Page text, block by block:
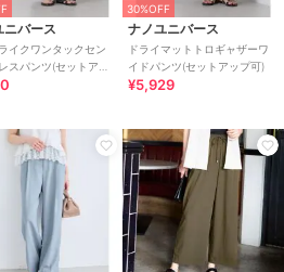
ニバース
イクワンタックセン
スパンツ(セットアッ
30%OFF
ナノユニバース
ドライマットトロギャザーワ
イドパンツ(セットアップ可)
¥5,929